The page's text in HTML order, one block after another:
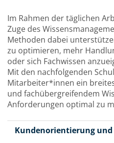
Im Rahmen der täglichen
Zuge des
Methoden dabei
zu optimieren, mehr
oder sich Fachwissen
Mit den nachfolgenden
Mitarbeiter*innen ein
und fachübergreifendem
Anforderungen optimal zu
Kundenorientierung